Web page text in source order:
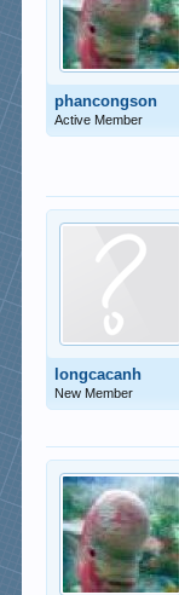
phancongson
Active Member
longcacanh
New Member